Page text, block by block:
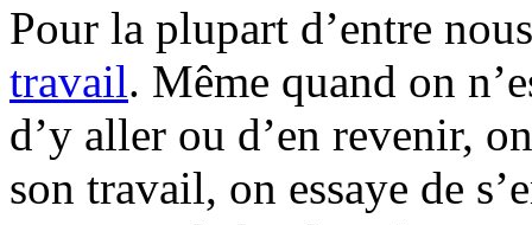
Pour la plupart d’entre
travail. Même quand on
d’y aller ou d’en revenir,
son travail, on essaye de